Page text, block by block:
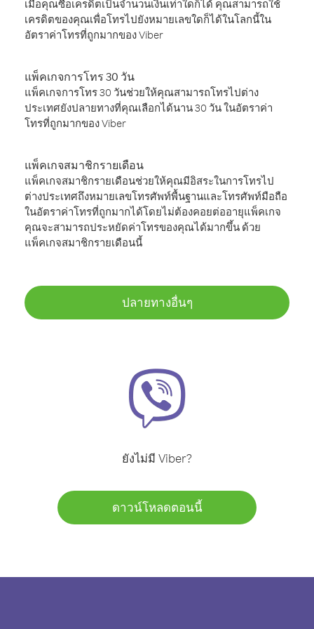
เมื่อคุณซื้อเครดิตเป็นจำนวนเงินเท่าใดก็ได้ คุณสามารถใช้
เครดิตของคุณเพื่อโทรไปยังหมายเลขใดก็ได้ในโลกนี้ใน
อัตราค่าโทรที่ถูกมากของ Viber
แพ็คเกจการโทร 30 วัน
แพ็คเกจการโทร 30 วันช่วยให้คุณสามารถโทรไปต่าง
ประเทศยังปลายทางที่คุณเลือกได้นาน 30 วัน ในอัตราค่า
โทรที่ถูกมากของ Viber
แพ็คเกจสมาชิกรายเดือน
แพ็คเกจสมาชิกรายเดือนช่วยให้คุณมีอิสระในการโทรไป
ต่างประเทศถึงหมายเลขโทรศัพท์พื้นฐานและโทรศัพท์มือถือ
ในอัตราค่าโทรที่ถูกมากได้โดยไม่ต้องคอยต่ออายุแพ็คเกจ
คุณจะสามารถประหยัดค่าโทรของคุณได้มากขึ้น ด้วย
แพ็คเกจสมาชิกรายเดือนนี้
ปลายทางอื่นๆ
ยังไม่มี Viber?
ดาวน์โหลดตอนนี้